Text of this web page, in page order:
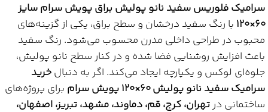
سرامیک فلوریس سفید نانو پولیش براق پویش سرام سایز
۶۰×۱۲۰
با رنگ سفید درخشان و سطح براق، یکی از گزینه‌های
محبوب در طراحی داخلی مدرن محسوب می‌شود. رنگ سفید
باعث افزایش روشنایی فضا شده و در کنار سطح نانو پولیش،
جلوه‌ای لوکس و یکپارچه ایجاد می‌کند. اگر به دنبالخرید
سرامیک سفید نانو پولیش ۶۰×۱۲۰ پویش سرام
برای پروژه‌های
ساختمانی درتهران، کرج، قم، دماوند، مشهد، تبریز، اصفهان،